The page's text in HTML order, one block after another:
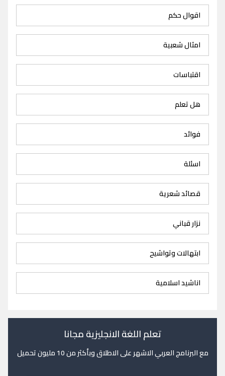
اقوال حكم
امثال شعبية
اقتباسات
هل تعلم
فوائد
اسئلة
قصائد شعرية
نزار قباني
ابتهالات وتواشيح
اناشيد اسلامية
تعلم اللغة الانجليزية مجانا
مع البرنامج العربي الاشهر على الاطلاق وبأكثر من 10 مليون تحميل